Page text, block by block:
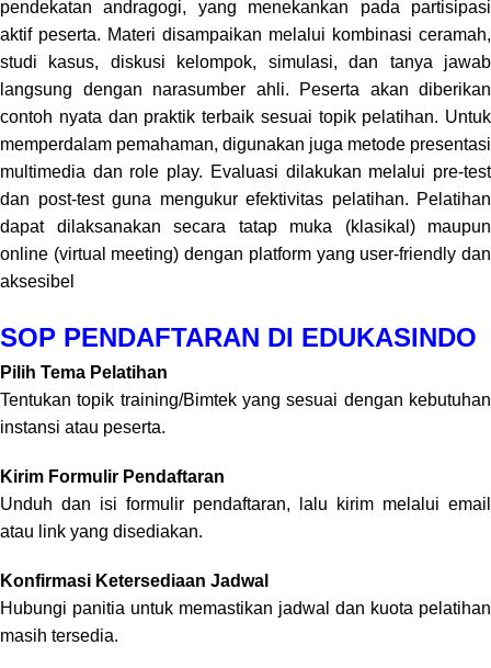
pendekatan andragogi, yang menekankan pada partisipasi
aktif peserta. Materi disampaikan melalui kombinasi ceramah,
studi kasus, diskusi kelompok, simulasi, dan tanya jawab
langsung dengan narasumber ahli. Peserta akan diberikan
contoh nyata dan praktik terbaik sesuai topik pelatihan. Untuk
memperdalam pemahaman, digunakan juga metode presentasi
multimedia dan role play. Evaluasi dilakukan melalui pre-test
dan post-test guna mengukur efektivitas pelatihan. Pelatihan
dapat dilaksanakan secara tatap muka (klasikal) maupun
online (virtual meeting) dengan platform yang user-friendly dan
aksesibel
SOP PENDAFTARAN DI EDUKASINDO
Pilih Tema Pelatihan
Tentukan topik training/Bimtek yang sesuai dengan kebutuhan
instansi atau peserta.
Kirim Formulir Pendaftaran
Unduh dan isi formulir pendaftaran, lalu kirim melalui email
atau link yang disediakan.
Konfirmasi Ketersediaan Jadwal
Hubungi panitia untuk memastikan jadwal dan kuota pelatihan
masih tersedia.